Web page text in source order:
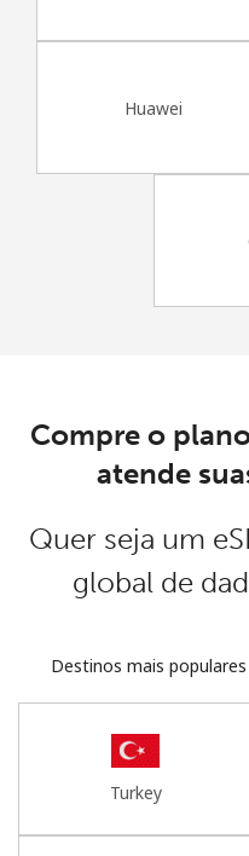
Huawei
Compre o
atende
Quer seja um
global de
Destinos mais
Turkey